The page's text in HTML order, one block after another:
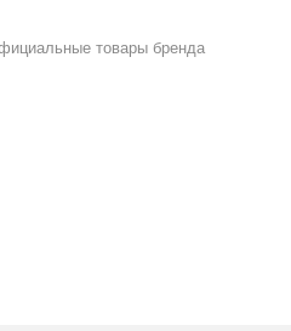
товары бренда